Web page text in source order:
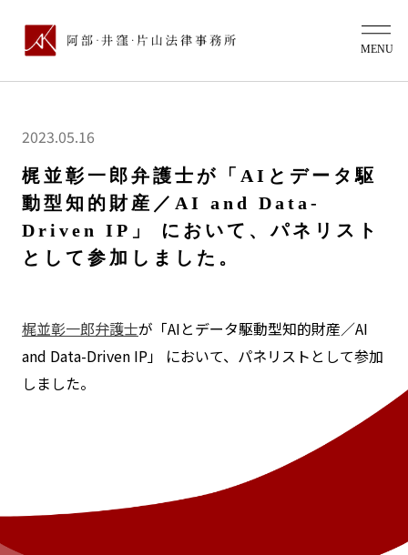
2023.05.16
梶並彰一郎弁護士が「AIとデータ駆
動型知的財産／AI and Data-
Driven IP」 において、パネリスト
として参加しました。
梶並彰一郎弁護士が「AIとデータ駆動型知的財産／AI
and Data-Driven IP」 において、パネリストとして参加
しました。